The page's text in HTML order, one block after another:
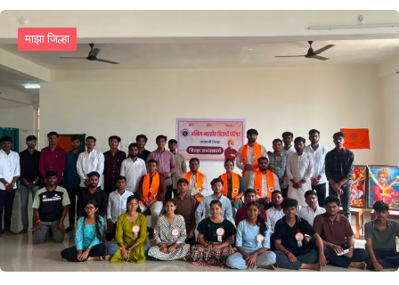
माझा जिल्हा